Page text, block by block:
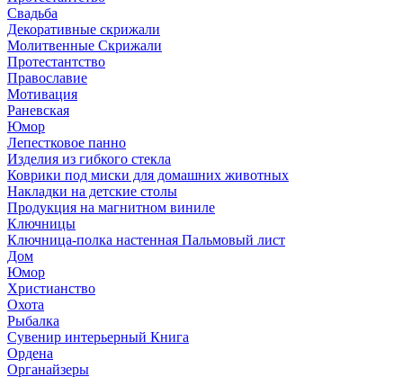
Свадьба
Декоративные скрижали
Молитвенные Скрижали
Протестантство
Православие
Мотивация
Раневская
Юмор
Лепестковое панно
Изделия из гибкого стекла
Коврики под миски для домашних животных
Накладки на детские столы
Продукция на магнитном виниле
Ключницы
Ключница-полка настенная Пальмовый лист
Дом
Юмор
Христианство
Охота
Рыбалка
Сувенир интерьерный Книга
Ордена
Органайзеры